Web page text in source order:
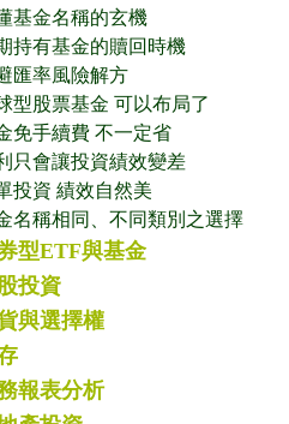
基金名稱的玄機
持有基金的贖回時機
匯率風險解方
型股票基金 可以布局了
免手續費 不一定省
只會讓投資績效變差
投資 績效自然美
名稱相同、不同類別之選擇
型ETF與基金
投資
與選擇權
報表分析